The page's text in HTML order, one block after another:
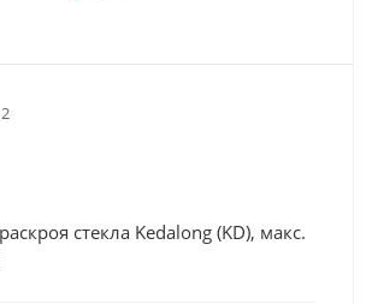
стекла Kedalong (KD), макс.